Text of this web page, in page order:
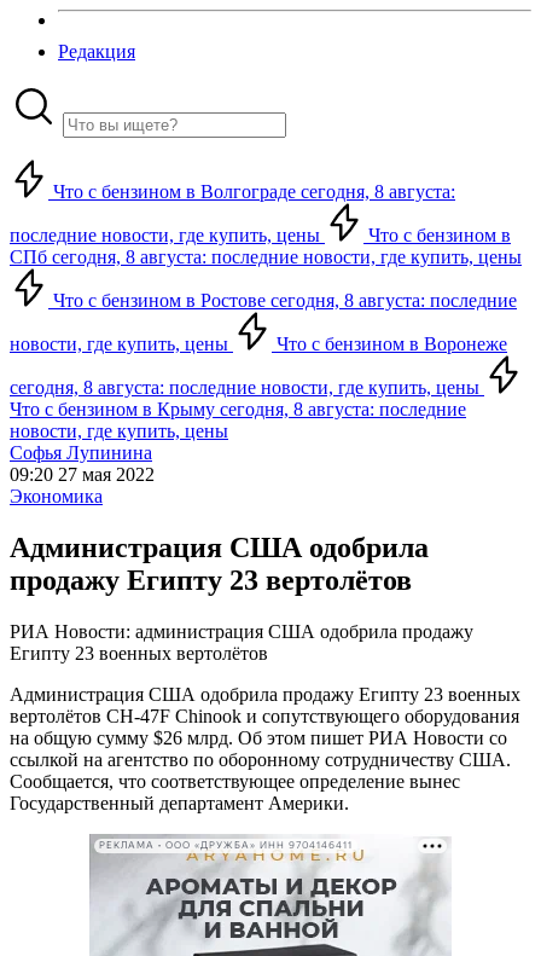
Редакция
Что с бензином в Волгограде сегодня, 8 августа:
последние новости, где купить, цены
Что с бензином в
СПб сегодня, 8 августа: последние новости, где купить, цены
Что с бензином в Ростове сегодня, 8 августа: последние
новости, где купить, цены Что с бензином в Воронеже
сегодня, 8 августа: последние новости, где купить, цены
Что с бензином в Крыму сегодня, 8 августа: последние
новости, где купить, цены
Софья Лупинина
09:20 27 мая 2022
Экономика
Администрация США одобрила
продажу Египту 23 вертолётов
РИА Новости: администрация США одобрила продажу
Египту 23 военных вертолётов
Администрация США одобрила продажу Египту 23 военных
вертолётов CH-47F Chinook и сопутствующего оборудования
на общую сумму $26 млрд. Об этом пишет РИА Новости со
ссылкой на агентство по оборонному сотрудничеству США.
Сообщается, что соответствующее определение вынес
Государственный департамент Америки.
РЕКЛАМА • ООО «ДРУЖБА» ИНН 9704146411